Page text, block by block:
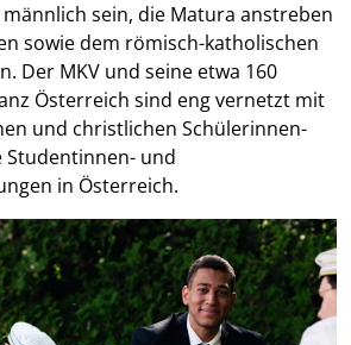
sein, die Matura anstreben
sowie dem römisch-katholischen
Der MKV und seine etwa 160
Österreich sind eng vernetzt mit
und christlichen Schülerinnen-
Studentinnen- und
in Österreich.